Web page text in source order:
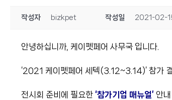
작성자 bizkpet 작성일 2021-02-
안녕하십니까, 케이펫페어 사무국 입니다.
‘2021 케이펫페어 세텍(3.12~3.14)’ 참가
전시회 준비에 필요한‘참가기업 매뉴얼’ 안